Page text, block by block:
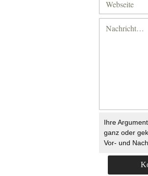
Ihre
ganz oder
Vor- und